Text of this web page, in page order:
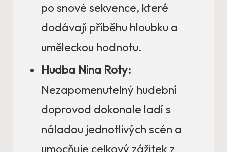
po snové sekvence, které
dodávají příběhu hloubku a
uměleckou hodnotu.
Hudba Nina Roty:
Nezapomenutelný hudební
doprovod dokonale ladí s
náladou jednotlivých scén a
umocňuje celkový zážitek z